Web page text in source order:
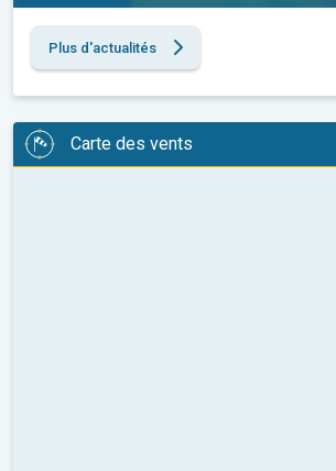
Plus d'actualités
Carte des vents